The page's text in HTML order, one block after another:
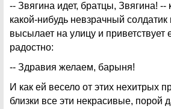
-- Звягина идет, братцы, Звягина! --
какой-нибудь невзрачный
высылает на улицу и приветствует
радостно:
-- Здравия желаем, барыня!
И как ей весело от этих нехитрых
близки все эти некрасивые, порой